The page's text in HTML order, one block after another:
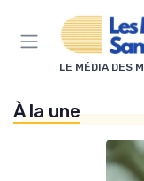
LE MÉDIA DES
À la une